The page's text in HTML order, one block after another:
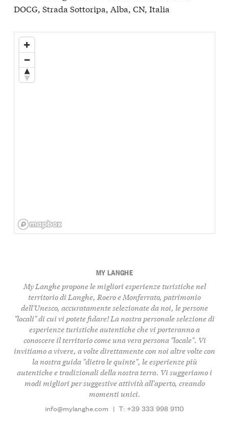
DOCG, Strada Sottoripa, Alba, CN, Italia
MY LANGHE
My Langhe propone le migliori esperienze turistiche nel
territorio di Langhe, Roero e Monferrato, patrimonio
dell'Unesco, accuratamente selezionate da noi, le persone
"locali" di cui vi potete fidare! La nostra personale selezione di
esperienze turistiche autentiche che vi porteranno a
conoscere il territorio come una vera persona "locale". Vi
invitiamo a vivere, a volte direttamente con noi altre volte con
la nostra guida "dietro le quinte", le esperienze più
autentiche e tradizionali della nostra terra. Vi suggeriamo i
modi migliori per suggestive attività all'aperto, creando
momenti unici.
info@mylanghe.com | T: +39 333 998 9110